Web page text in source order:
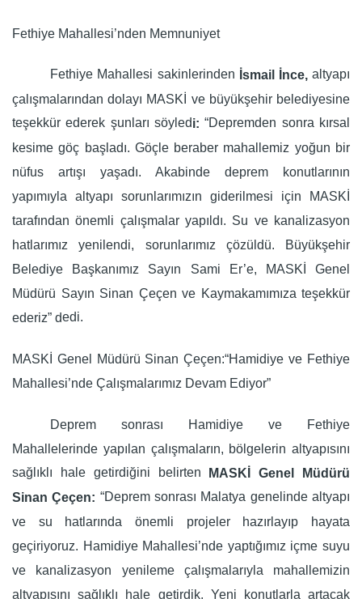
Fethiye Mahallesi’nden Memnuniyet
Fethiye Mahallesi sakinlerinden İsmail İnce,altyapı
çalışmalarından dolayı MASKİ ve büyükşehir belediyesine
teşekkür ederek şunları söyledi: “Depremden sonra kırsal
kesime göç başladı. Göçle beraber mahallemiz yoğun bir
nüfus artışı yaşadı. Akabinde deprem konutlarının
yapımıyla altyapı sorunlarımızın giderilmesi için MASKİ
tarafından önemli çalışmalar yapıldı. Su ve kanalizasyon
hatlarımız yenilendi, sorunlarımız çözüldü. Büyükşehir
Belediye Başkanımız Sayın Sami Er’e, MASKİ Genel
Müdürü Sayın Sinan Çeçen ve Kaymakamımıza teşekkür
ederiz” dedi.
MASKİ Genel Müdürü Sinan Çeçen:“Hamidiye ve Fethiye
Mahallesi’nde Çalışmalarımız Devam Ediyor”
Deprem sonrası Hamidiye ve Fethiye
Mahallelerinde yapılan çalışmaların, bölgelerin altyapısını
sağlıklı hale getirdiğini belirten MASKİ Genel Müdürü
Sinan Çeçen: “Deprem sonrası Malatya genelinde altyapı
ve su hatlarında önemli projeler hazırlayıp hayata
geçiriyoruz. Hamidiye Mahallesi’nde yaptığımız içme suyu
ve kanalizasyon yenileme çalışmalarıyla mahallemizin
altyapısını sağlıklı hale getirdik. Yeni konutlarla artacak